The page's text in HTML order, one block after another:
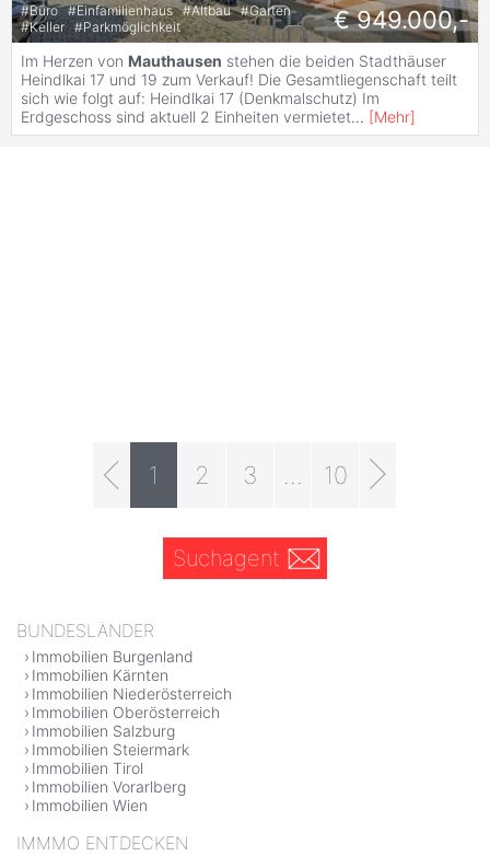
#Büro #Einfamilienhaus #Altbau #Garten
#Keller #Parkmöglichkeit € 949.000,-
Im Herzen von Mauthausen stehen die beiden Stadthäuser
Heindlkai 17 und 19 zum Verkauf! Die Gesamtliegenschaft teilt
sich wie folgt auf: Heindlkai 17 (Denkmalschutz) Im
Erdgeschoss sind aktuell 2 Einheiten vermietet... [Mehr]
1 2 3 10
Suchagent
BUNDESLÄNDER
Immobilien Burgenland
Immobilien Kärnten
Immobilien Niederösterreich
Immobilien Oberösterreich
Immobilien Salzburg
Immobilien Steiermark
Immobilien Tirol
Immobilien Vorarlberg
Immobilien Wien
IMMMO ENTDECKEN